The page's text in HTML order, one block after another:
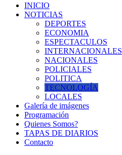
INICIO
NOTICIAS
DEPORTES
ECONOMIA
ESPECTACULOS
INTERNACIONALES
NACIONALES
POLICIALES
POLITICA
TECNOLOGÍA
LOCALES
Galería de imágenes
Programación
Quienes Somos?
TAPAS DE DIARIOS
Contacto